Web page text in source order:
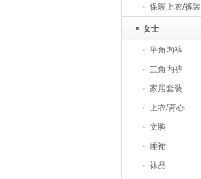
保暖上衣/裤装
女士
平角内裤
三角内裤
家居套装
上衣/背心
文胸
睡裙
袜品